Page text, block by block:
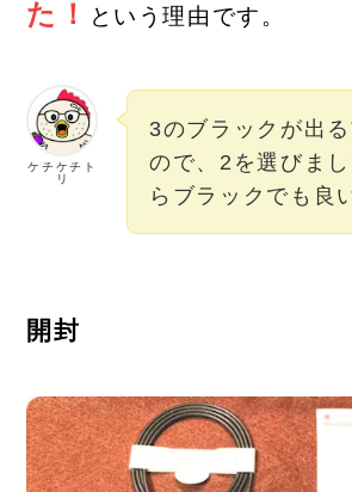
た！
という理由です。
ケチケチト
リ
3のブラックが出
ので、2を選びま
らブラックでも良
開封